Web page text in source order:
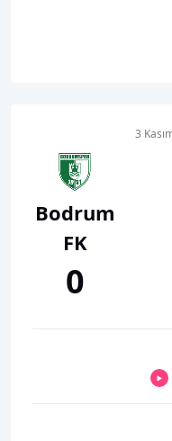
Bodrum
FK
0
3